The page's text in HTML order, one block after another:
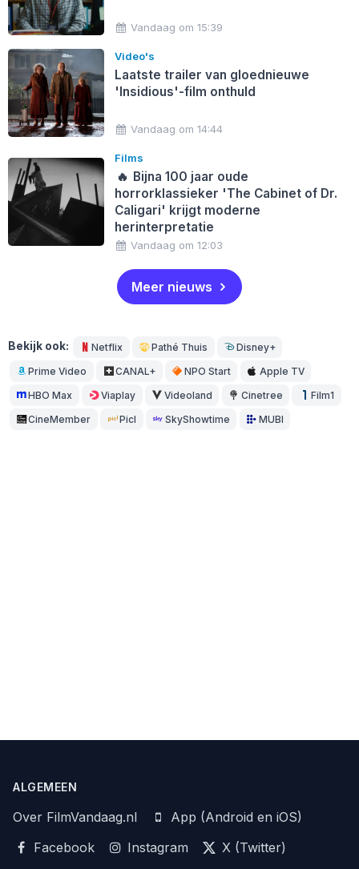
Vandaag om 15:39
Video's
Laatste trailer van gloednieuwe
'Insidious'-film onthuld
Vandaag om 14:44
Films
🔥 Bijna 100 jaar oude
horrorklassieker 'The Cabinet of Dr.
Caligari' krijgt moderne
herinterpretatie
Vandaag om 12:03
Meer nieuws
Bekijk ook: Netflix Pathé Thuis Disney+
Prime Video CANAL+ NPO Start Apple TV
HBO Max Viaplay Videoland Cinetree Film1
CineMember Picl SkyShowtime MUBI
ALGEMEEN
Over FilmVandaag.nl
App (Android en iOS)
Facebook
Instagram
X (Twitter)